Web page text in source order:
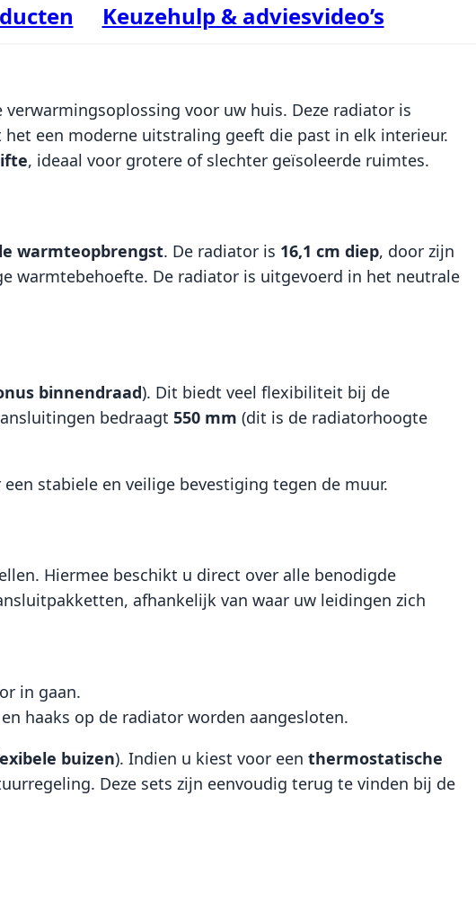
voor uw huis. Deze radiator is
een moderne uitstraling geeft die past in elk interieur.
, ideaal voor grotere of slechter geïsoleerde ruimtes.
warmteopbrengst. De radiator is 16,1 cm diep, door zijn
warmtebehoefte. De radiator is uitgevoerd in het neutrale
binnendraad). Dit biedt veel flexibiliteit bij de
bedraagt 550 mm (dit is de radiatorhoogte
stabiele en veilige bevestiging tegen de muur.
Hiermee beschikt u direct over alle benodigde
afhankelijk van waar uw leidingen zich
in gaan.
haaks op de radiator worden aangesloten.
buizen). Indien u kiest voor een thermostatische
Deze sets zijn eenvoudig terug te vinden bij de
Keuzehulp & adviesvideo’s